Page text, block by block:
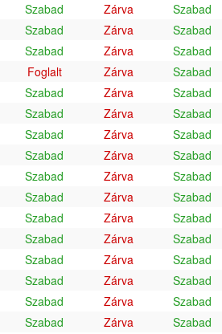
Szabad Zárva
Szabad
Szabad Zárva
Szabad
Szabad Zárva
Szabad
Foglalt Zárva
Szabad
Szabad Zárva
Szabad
Szabad Zárva
Szabad
Szabad Zárva
Szabad
Szabad Zárva
Szabad
Szabad Zárva
Szabad
Szabad Zárva
Szabad
Szabad Zárva
Szabad
Szabad Zárva
Szabad
Szabad Zárva
Szabad
Szabad Zárva
Szabad
Szabad Zárva
Szabad
Szabad Zárva
Szabad